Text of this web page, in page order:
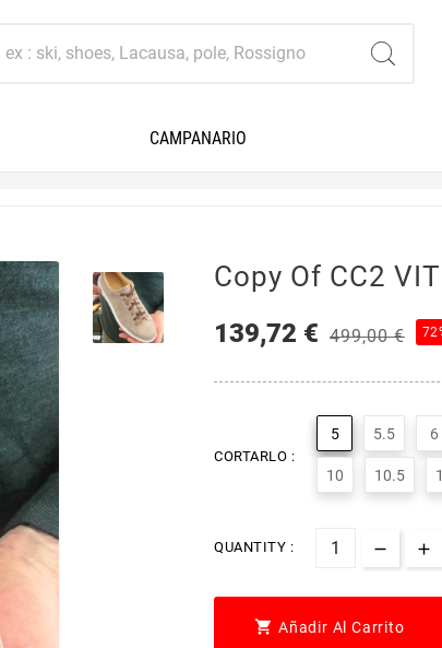
CAMPANARIO
Copy Of CC2
139,72 € 499,00 €
CORTARLO :
5 5.5 6
10 10.5
QUANTITY :
 Añadir Al Carrito